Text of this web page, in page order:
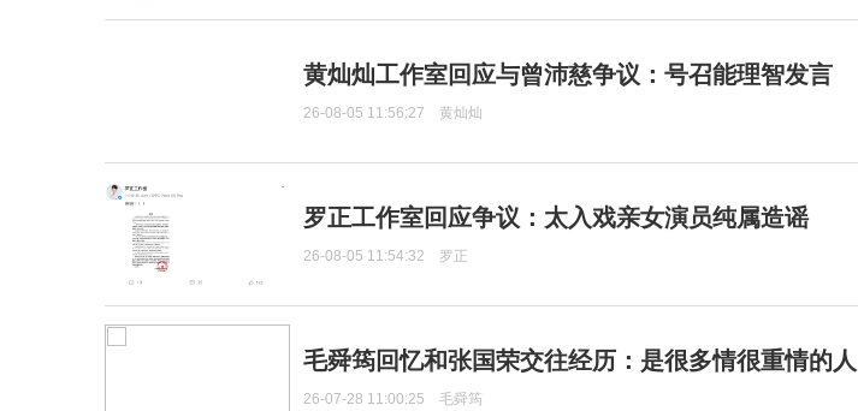
黄灿灿工作室回应与曾沛慈争议：号召能理智发言
26-08-05 11:56:27 黄灿灿
罗正工作室回应争议：太入戏亲女演员纯属造谣
26-08-05 11:54:32 罗正
毛舜筠回忆和张国荣交往经历：是很多情很重情的人
26-07-28 11:00:25 毛舜筠